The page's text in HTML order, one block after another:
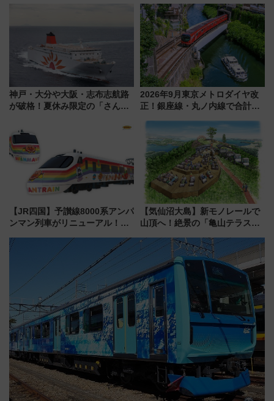
日本初の鉄道デザイン
神戸・大分や大阪・志布志航路
が破格！夏休み限定の「さんふ
ート 夕朝食ビュッフェ付きで
快適な船旅はいかが？
2026年9月東京メトロダイヤ改
正！銀座線・丸ノ内線で合計
待
【JR四国】予讃線8000系アンパ
ンマン列車がリニューアル！内
今年12月
【気仙沼大島】新モノレールで
山頂へ！絶景の「亀山テラス
暇村のお得な日帰りプランも登
場